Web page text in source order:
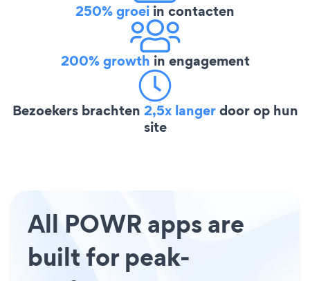
250% groei in contacten
200% growth in engagement
Bezoekers brachten 2,5x langerdoor op hun
site
All POWR apps are
built for peak-